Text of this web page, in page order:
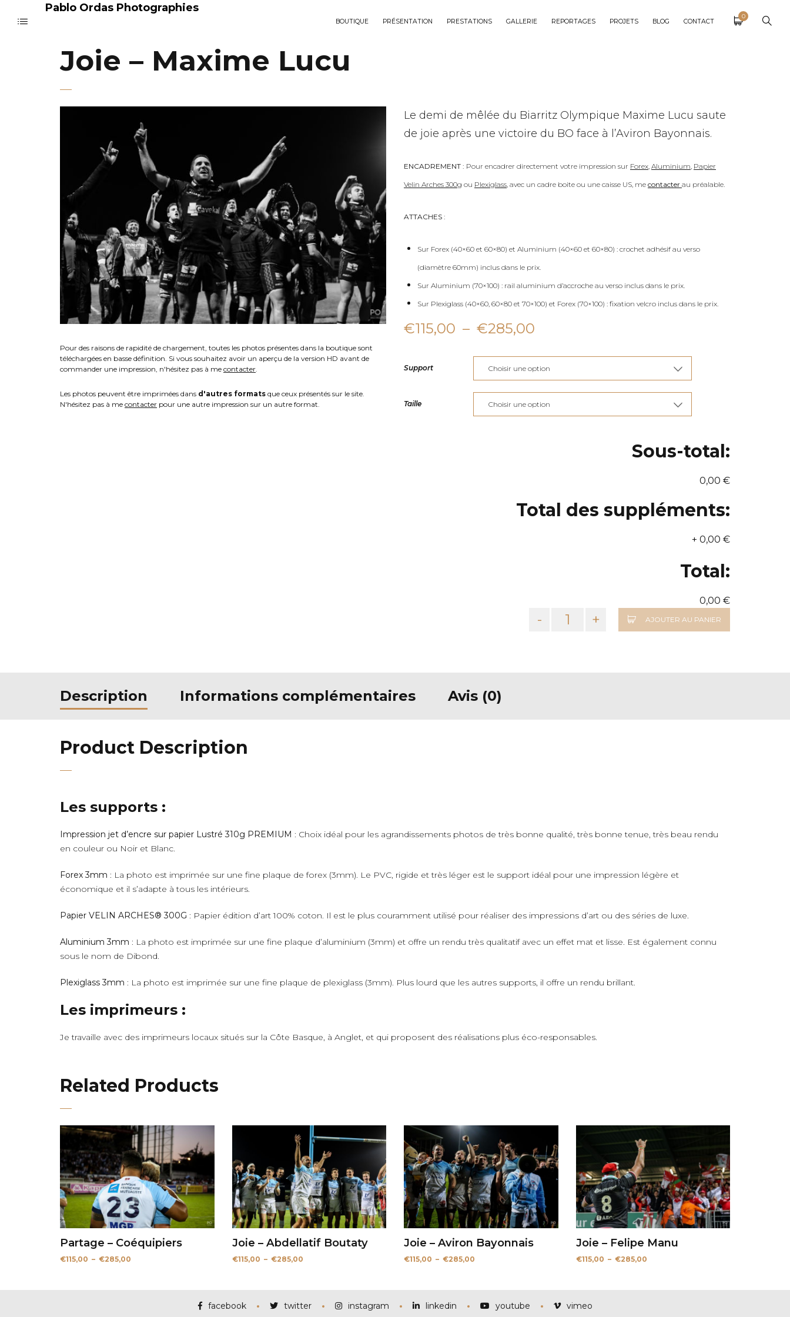
Pablo Ordas Photographies
BOUTIQUE PRÉSENTATION PRESTATIONS GALLERIE REPORTAGES PROJETS BLOG CONTACT
0
Joie – Maxime Lucu
Pour des raisons de rapidité de chargement, toutes les photos présentes dans la boutique sont
téléchargées en basse définition. Si vous souhaitez avoir un aperçu de la version HD avant de
commander une impression, n'hésitez pas à me contacter.
Les photos peuvent être imprimées dans d'autres formats que ceux présentés sur le site.
N'hésitez pas à me contacter pour une autre impression sur un autre format.
Le demi de mêlée du Biarritz Olympique Maxime Lucu saute
de joie après une victoire du BO face à l’Aviron Bayonnais.
ENCADREMENT : Pour encadrer directement votre impression sur Forex, Aluminium, Papier
Velin Arches 300g ou Plexiglass, avec un cadre boite ou une caisse US, me contacter au préalable.
ATTACHES :
Sur Forex (40×60 et 60×80) et Aluminium (40×60 et 60×80) : crochet adhésif au verso
(diamètre 60mm) inclus dans le prix.
Sur Aluminium (70×100) : rail aluminium d’accroche au verso inclus dans le prix.
Sur Plexiglass (40×60, 60×80 et 70×100) et Forex (70×100) : fixation velcro inclus dans le prix.
€115,00 – €285,00
prix :
€115,00
à
Support
Taille
Sous-total:
0,00 €
Total des suppléments:
+ 0,00 €
Total:
0,00 €
- + AJOUTER AU PANIER
Description Informations complémentaires Avis (0)
Product Description
Les supports :
Impression jet d’encre sur papier Lustré 310g PREMIUM : Choix idéal pour les agrandissements photos de très bonne qualité, très bonne tenue, très beau rendu
en couleur ou Noir et Blanc.
Forex 3mm : La photo est imprimée sur une fine plaque de forex (3mm). Le PVC, rigide et très léger est le support idéal pour une impression légère et
économique et il s’adapte à tous les intérieurs.
Papier VELIN ARCHES® 300G : Papier édition d’art 100% coton. Il est le plus couramment utilisé pour réaliser des impressions d’art ou des séries de luxe.
Aluminium 3mm : La photo est imprimée sur une fine plaque d’aluminium (3mm) et offre un rendu très qualitatif avec un effet mat et lisse. Est également connu
sous le nom de Dibond.
Plexiglass 3mm : La photo est imprimée sur une fine plaque de plexiglass (3mm). Plus lourd que les autres supports, il offre un rendu brillant.
Les imprimeurs :
Je travaille avec des imprimeurs locaux situés sur la Côte Basque, à Anglet, et qui proposent des réalisations plus éco-responsables.
Related Products
Partage – Coéquipiers
€115,00 – €285,00
Joie – Abdellatif Boutaty
€115,00 – €285,00Plage
€285,00
Joie – Aviron Bayonnais
€115,00 – €285,00
€285,00
Joie – Felipe Manu
€115,00 – €285,00Plage
facebook twitter instagram linkedin youtube vimeo